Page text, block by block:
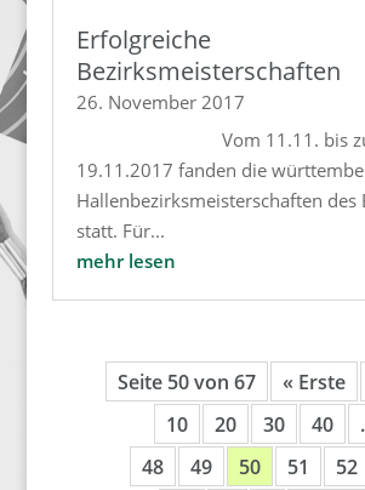
Erfolgreiche
Bezirksmeisterschaften
26. November 2017
Vom 11.11. bis
19.11.2017 fanden die
Hallenbezirksmeisterschaften des
statt. Für...
mehr lesen
Seite 50 von 67 « Erste
10
20 30 40
48
49 50 51 52